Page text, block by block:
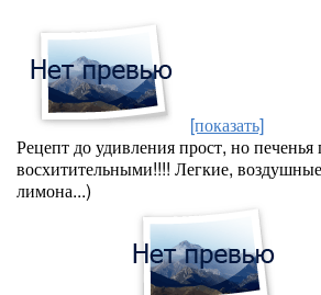
[показать]
Рецепт до удивления прост, но печенья
восхитительными!!!! Легкие,
лимона...)